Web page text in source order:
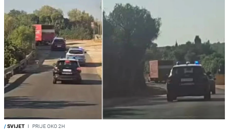
/SVIJET I PRIJE OKO 2H